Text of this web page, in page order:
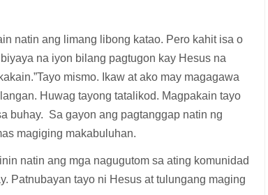
natin ang limang libong katao. Pero kahit isa o
na iyon bilang pagtugon kay Hesus na
mismo. Ikaw at ako may magagawa
Huwag tayong tatalikod. Magpakain tayo
buhay. Sa gayon ang pagtanggap natin ng
magiging makabuluhan.
natin ang mga nagugutom sa ating komunidad
Patnubayan tayo ni Hesus at tulungang maging